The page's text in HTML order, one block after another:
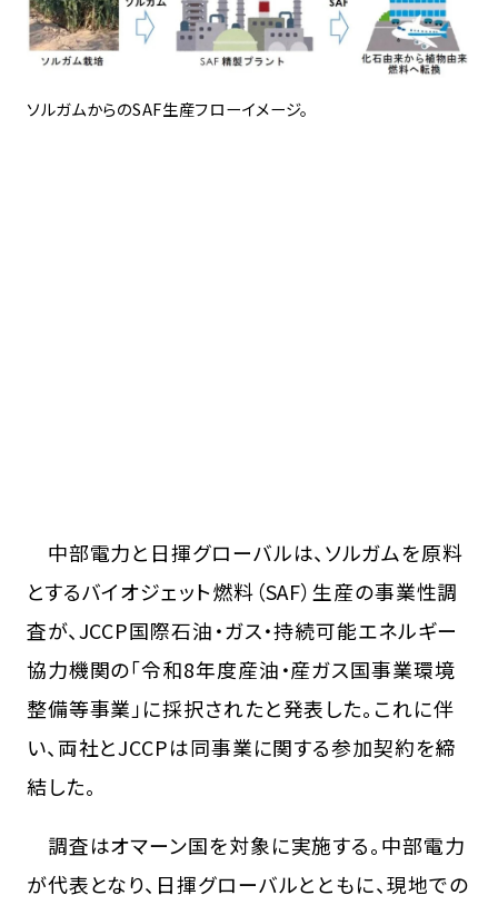
ソルガムからのSAF生産フローイメージ。
中部電力と日揮グローバルは、ソルガムを原料
とするバイオジェット燃料（SAF）生産の事業性調
査が、JCCP国際石油・ガス・持続可能エネルギー
協力機関の「令和8年度産油・産ガス国事業環境
整備等事業」に採択されたと発表した。これに伴
い、両社とJCCPは同事業に関する参加契約を締
結した。
調査はオマーン国を対象に実施する。中部電力
が代表となり、日揮グローバルとともに、現地での